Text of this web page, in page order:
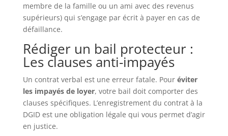
membre de la famille ou un ami avec des revenus
supérieurs) qui s’engage par écrit à payer en cas de
défaillance.
Rédiger un bail protecteur :
Les clauses anti-impayés
Un contrat verbal est une erreur fatale. Pour éviter
les impayés de loyer, votre bail doit comporter des
clauses spécifiques. L’enregistrement du contrat à la
DGID est une obligation légale qui vous permet d’agir
en justice.